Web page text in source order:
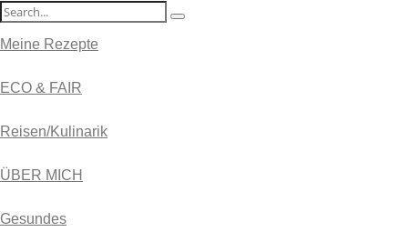
Meine Rezepte
ECO & FAIR
Reisen/Kulinarik
ÜBER MICH
Gesundes